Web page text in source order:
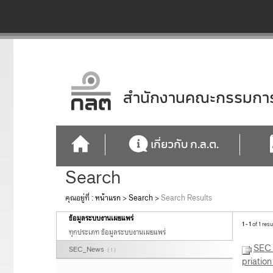
สำนักงานคณะกรรมก
เกี่ยวกับ ก.ล.ต.
Search
คุณอยู่ที่ :หน้าแรก >Search >Search Results
ข้อมูลระบบงานเผยแพร่
ทุกประเภท ข้อมูลระบบงานเผยแพร่
SEC_News ( 1 )
1 - 1of 1